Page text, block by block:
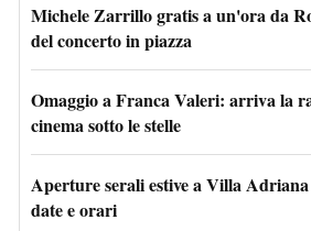
Michele Zarrillo gratis a un'ora da
del concerto in piazza
Omaggio a Franca Valeri: arriva la
cinema sotto le stelle
Aperture serali estive a Villa
date e orari